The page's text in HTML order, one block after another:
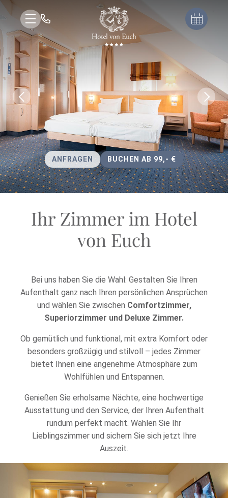
ANFRAGEN BUCHEN AB 99,- €
Ihr Zimmer im Hotel
von Euch
Bei uns haben Sie die Wahl: Gestalten Sie Ihren
Aufenthalt ganz nach Ihren persönlichen Ansprüchen
und wählen Sie zwischen Comfortzimmer,
Superiorzimmer und Deluxe Zimmer.
Ob gemütlich und funktional, mit extra Komfort oder
besonders großzügig und stilvoll – jedes Zimmer
bietet Ihnen eine angenehme Atmosphäre zum
Wohlfühlen und Entspannen.
Genießen Sie erholsame Nächte, eine hochwertige
Ausstattung und den Service, der Ihren Aufenthalt
rundum perfekt macht. Wählen Sie Ihr
Lieblingszimmer und sichern Sie sich jetzt Ihre
Auszeit.